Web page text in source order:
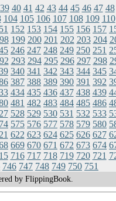
39 40 41 42 43 44 45 46 47 48
104 105 106 107 108 109 110
152 153 154 155 156 157
199 200 201 202 203 204
246 247 248 249 250 251
293 294 295 296 297 298
340 341 342 343 344 345
387 388 389 390 391 392
434 435 436 437 438 439
481 482 483 484 485 486
528 529 530 531 532 533
575 576 577 578 579 580
622 623 624 625 626 627
669 670 671 672 673 674
716 717 718 719 720 721
746 747 748 749 750 751
by FlippingBook.